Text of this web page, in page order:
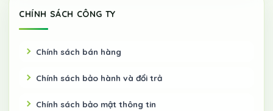
CHÍNH SÁCH CÔNG TY
Chính sách bán hàng
Chính sách bảo hành và đổi trả
Chính sách bảo mật thông tin